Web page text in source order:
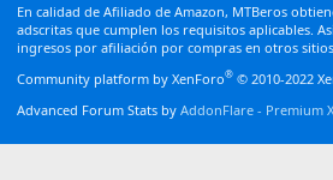
En calidad de Afiliado de Amazon, MTBeros
adscritas que cumplen los requisitos aplicables.
ingresos por afiliación por compras en otros sitios
Community platform by XenForo® © 2010-2022
Advanced Forum Stats by AddonFlare - Premium